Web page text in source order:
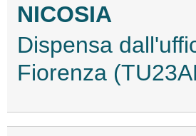
NICOSIA
Dispensa
Fiorenza